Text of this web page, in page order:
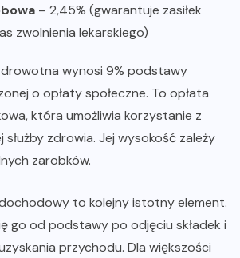
– 2,45% (gwarantuje zasiłek
zwolnienia lekarskiego)
wynosi 9% podstawy
o opłaty społeczne. To opłata
która umożliwia korzystanie z
służby zdrowia. Jej wysokość zależy
zarobków.
to kolejny istotny element.
go od podstawy po odjęciu składek i
przychodu. Dla większości